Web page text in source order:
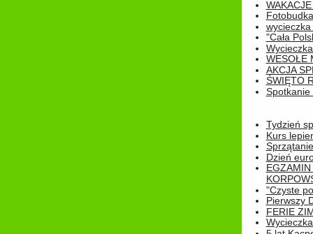
Fotobudka
"Cała
WESOŁE
AKCJA
ŚWIĘTO
Spotkanie
Tydzień
Kurs
Dzień
"Czyste
Pierwszy
FERIE